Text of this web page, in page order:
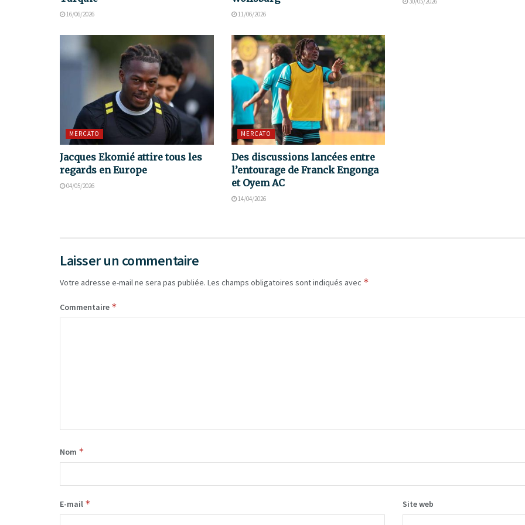
16/06/2026 11/06/2026
MERCATO
Jacques Ekomié attire tous les
regards en Europe
04/05/2026
MERCATO
Des discussions lancées entre
l’entourage de Franck Engonga
et Oyem AC
14/04/2026
Laisser un commentaire
Votre adresse e-mail ne sera pas publiée. Les champs obligatoires sont indiqués avec *
Commentaire *
Nom *
E-mail * Site web